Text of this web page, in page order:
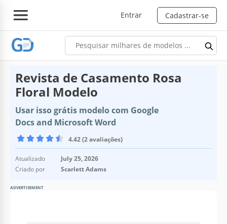
Entrar Cadastrar-se
Revista de Casamento Rosa
Floral Modelo
Usar isso grátis modelo com Google
Docs and Microsoft Word
4.42 (2 avaliações)
Atualizado
July 25, 2026
Criado por
Scarlett Adams
ADVERTISEMENT